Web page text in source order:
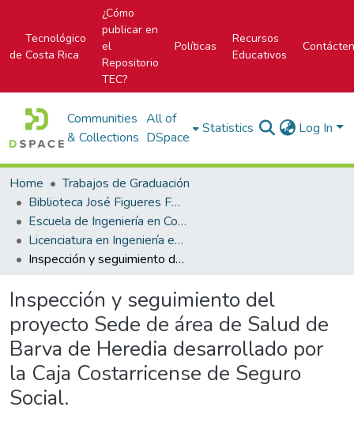
Tecnológico
de Costa Rica
¿Cómo
publicar en
el
Repositorio
TEC?
Políticas
Recursos
Educativos
Communities
& Collections
All of
DSpace
Statistics Log In
Home
Trabajos de Graduación
Biblioteca José Figueres Ferrer
Escuela de Ingeniería en Construcción
Licenciatura en Ingeniería en Construcción
Inspección y seguimiento del proyecto Sede de área de Salud de Barva de Heredia desarrollado por la Caja Costarricense de Seguro Social.
Inspección y seguimiento del
proyecto Sede de área de Salud de
Barva de Heredia desarrollado por
la Caja Costarricense de Seguro
Social.